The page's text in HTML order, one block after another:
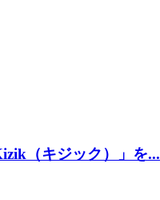
（キジック）」を...